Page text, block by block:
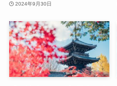
2024年9月30日